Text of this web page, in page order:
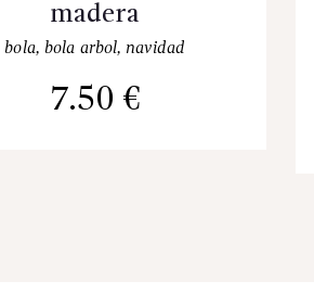
madera
bola, bola arbol, navidad
7.50 €